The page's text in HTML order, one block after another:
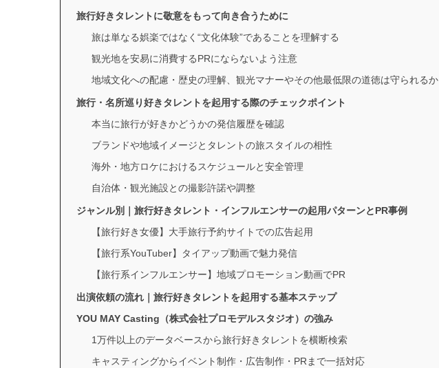
旅行好きタレントに敬意をもって向き合うために
旅は単なる娯楽ではなく“文化体験”であることを理解する
観光地を安易に消費するPRにならないよう注意
地域文化への配慮・歴史の理解、観光マナーやその他最低限の道徳は守られるか
旅行・名所巡り好きタレントを起用する際のチェックポイント
本当に旅行が好きかどうかの発信履歴を確認
ブランドや地域イメージとタレントの旅スタイルの相性
海外・地方ロケにおけるスケジュールと安全管理
自治体・観光施設との撮影許諾や調整
ジャンル別｜旅行好きタレント・インフルエンサーの起用パターンとPR事例
【旅行好き女優】大手旅行予約サイトでの広告起用
【旅行系YouTuber】タイアップ動画で魅力発信
【旅行系インフルエンサー】地域プロモーション動画でPR
出演依頼の流れ｜旅行好きタレントを起用する基本ステップ
YOU MAY Casting（株式会社プロモデルスタジオ）の強み
1万件以上のデータベースから旅行好きタレントを横断検索
キャスティングからイベント制作・広告制作・PRまで一括対応